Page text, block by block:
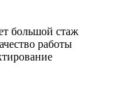
большой стаж
работы